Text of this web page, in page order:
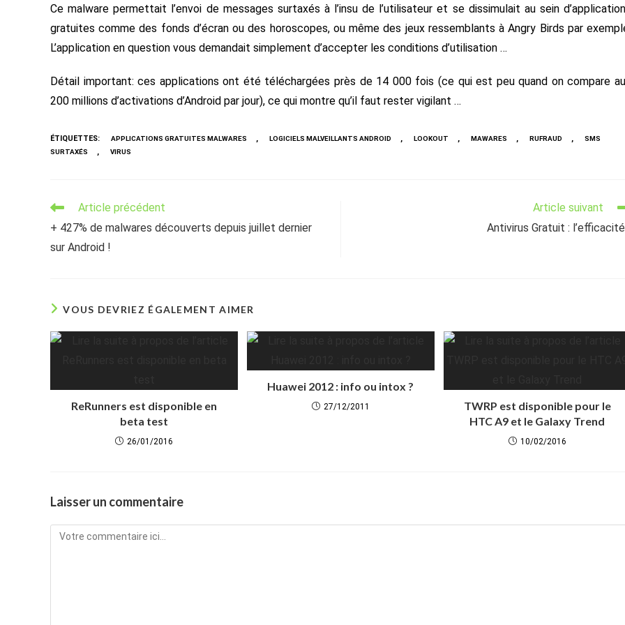
Ce malware permettait l’envoi de messages surtaxés à l’insu de l’utilisateur et se dissimulait au sein
gratuites comme des fonds d’écran ou des horoscopes, ou même des jeux ressemblants à Angry Birds par
L’application en question vous demandait simplement d’accepter les conditions d’utilisation …
Détail important: ces applications ont été téléchargées près de 14 000 fois (ce qui est peu quand on compare
200 millions d’activations d’Android par jour), ce qui montre qu’il faut rester vigilant …
ÉTIQUETTES: APPLICATIONS GRATUITES MALWARES , LOGICIELS MALVEILLANTS ANDROID , LOOKOUT , MAWARES , RUFRAUD ,
SMS
SURTAXÉS
, VIRUS
Read
articles
Article précédent
+ 427% de malwares découverts depuis juillet dernier
sur Android !
Article suivant
Antivirus Gratuit :
VOUS DEVRIEZ ÉGALEMENT AIMER
ReRunners est disponible en
beta test
26/01/2016
Huawei 2012 : info ou intox ?
27/12/2011
TWRP est disponible pour le
HTC A9 et le Galaxy Trend
10/02/2016
Laisser un commentaire
Comment